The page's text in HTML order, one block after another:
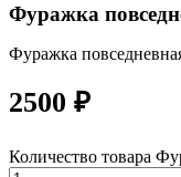
Фуражка
Фуражка
2500 ₽
Количество товара